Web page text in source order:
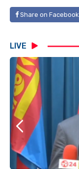
Share on Facebook
LIVE